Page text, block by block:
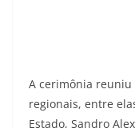
A cerimônia reuniu
regionais, entre
Estado, Sandro